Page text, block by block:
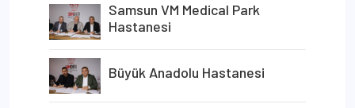
Samsun VM Medical Park
Hastanesi
Büyük Anadolu Hastanesi